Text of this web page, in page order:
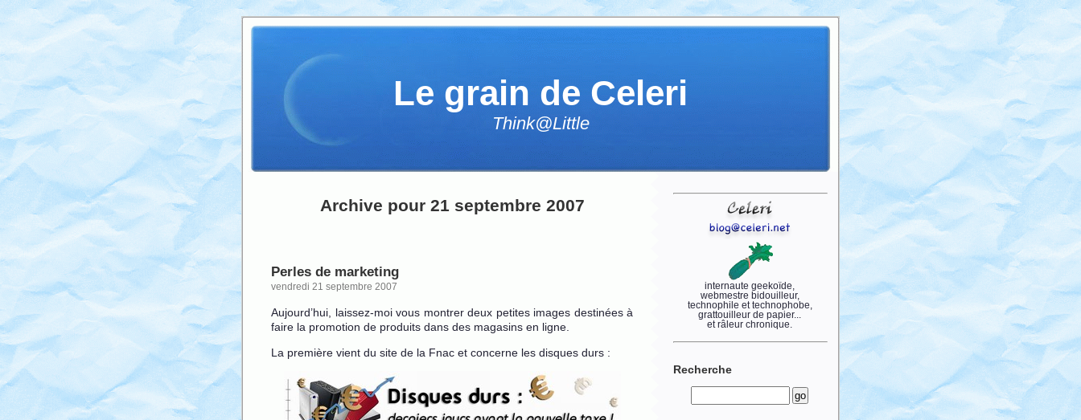
Le grain de Celeri
Think@Little
Archive pour 21 septembre 2007
Perles de marketing
vendredi 21 septembre 2007
Aujourd’hui, laissez-moi vous montrer deux petites images destinées à
faire la promotion de produits dans des magasins en ligne.
La première vient du site de la Fnac et concerne les disques durs :
internaute geekoïde,
webmestre bidouilleur,
technophile et technophobe,
grattouilleur de papier...
et râleur chronique.
Recherche